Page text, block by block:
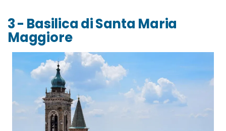
3 - Basilica di Santa Maria
Maggiore